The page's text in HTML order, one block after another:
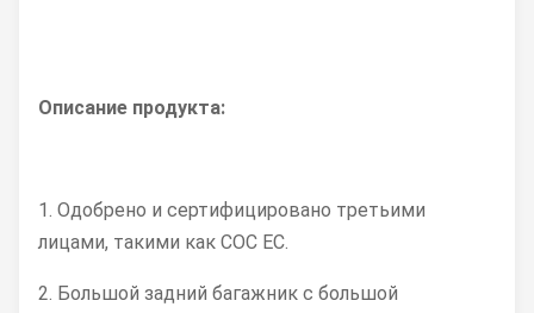
Описание продукта:
1. Одобрено и сертифицировано третьими
лицами, такими как COC EC.
2. Большой задний багажник с большой